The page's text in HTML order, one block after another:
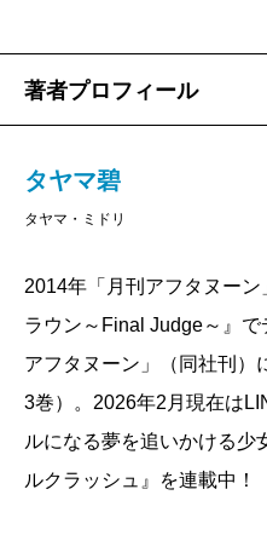
著者プロフィール
タヤマ碧
タヤマ・ミドリ
2014年「月刊アフタヌー
ラウン～Final Judge～』で
アフタヌーン」（同社刊）
3巻）。2026年2月現在は
ルになる夢を追いかける少
ルクラッシュ』を連載中！